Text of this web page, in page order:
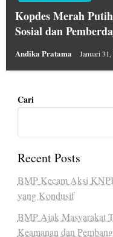
Kopdes Merah
Sosial dan
Andika Pratama Januari
Cari
Recent Posts
BMP Kecam Aksi
yang Kondusif
BMP Ajak Masyarakat
Keamanan dan